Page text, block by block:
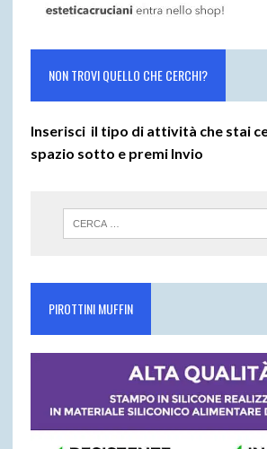
NON TROVI QUELLO CHE CERCHI?
Inserisci il tipo di attività che stai
spazio sotto e premi Invio
PIROTTINI MUFFIN